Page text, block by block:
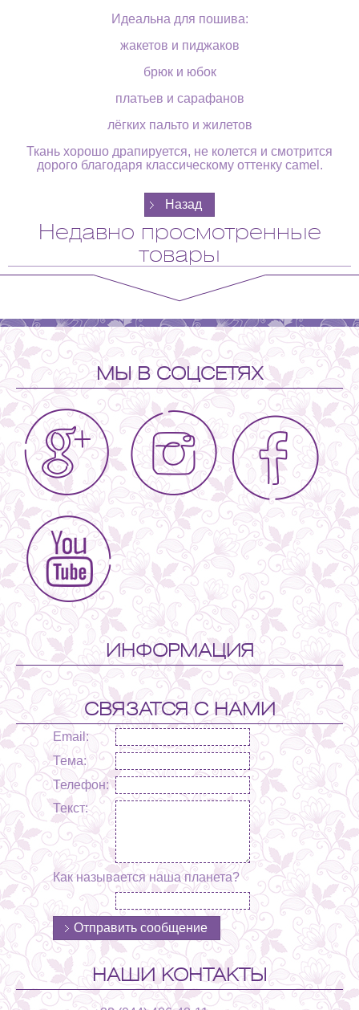
Идеальна для пошива:
жакетов и пиджаков
брюк и юбок
платьев и сарафанов
лёгких пальто и жилетов
Ткань хорошо драпируется, не колется и смотрится
дорого благодаря классическому оттенку camel.
Недавно просмотренные
товары
МЫ В СОЦСЕТЯХ
ИНФОРМАЦИЯ
СВЯЗАТСЯ С НАМИ
Email:
Тема:
Телефон:
Текст:
Как называется наша планета?
НАШИ КОНТАКТЫ